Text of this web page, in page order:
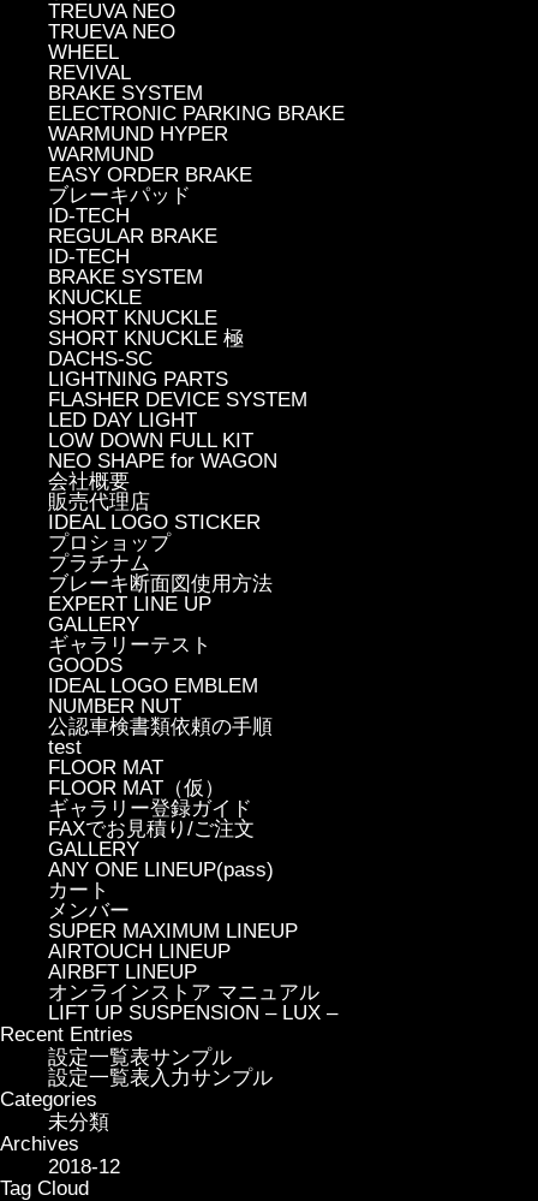
TREUVA NEO
TRUEVA NEO
WHEEL
REVIVAL
BRAKE SYSTEM
ELECTRONIC PARKING BRAKE
WARMUND HYPER
WARMUND
EASY ORDER BRAKE
ブレーキパッド
ID-TECH
REGULAR BRAKE
ID-TECH
BRAKE SYSTEM
KNUCKLE
SHORT KNUCKLE
SHORT KNUCKLE 極
DACHS-SC
LIGHTNING PARTS
FLASHER DEVICE SYSTEM
LED DAY LIGHT
LOW DOWN FULL KIT
NEO SHAPE for WAGON
会社概要
販売代理店
IDEAL LOGO STICKER
プロショップ
プラチナム
ブレーキ断面図使用方法
EXPERT LINE UP
GALLERY
ギャラリーテスト
GOODS
IDEAL LOGO EMBLEM
NUMBER NUT
公認車検書類依頼の手順
test
FLOOR MAT
FLOOR MAT（仮）
ギャラリー登録ガイド
FAXでお見積り/ご注文
GALLERY
ANY ONE LINEUP(pass)
カート
メンバー
SUPER MAXIMUM LINEUP
AIRTOUCH LINEUP
AIRBFT LINEUP
オンラインストア マニュアル
LIFT UP SUSPENSION – LUX –
Recent Entries
設定一覧表サンプル
設定一覧表入力サンプル
Categories
未分類
Archives
2018-12
Tag Cloud